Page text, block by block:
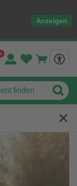
Anzeigen